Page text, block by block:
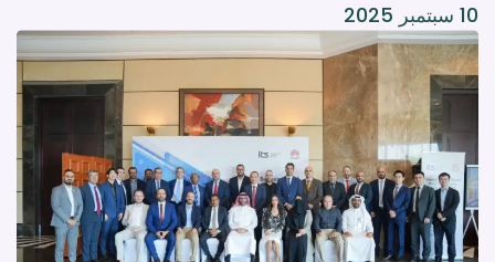
10 سبتمبر 2025